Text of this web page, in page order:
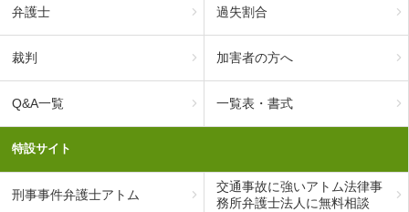
弁護士 過失割合
裁判 加害者の方へ
Q&A一覧 一覧表・書式
特設サイト
刑事事件弁護士アトム
交通事故に強いアトム法律事
務所弁護士法人に無料相談